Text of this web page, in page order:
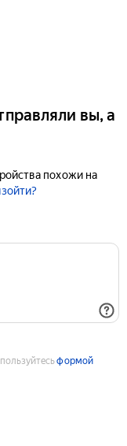
вы, а
похожи на
формой